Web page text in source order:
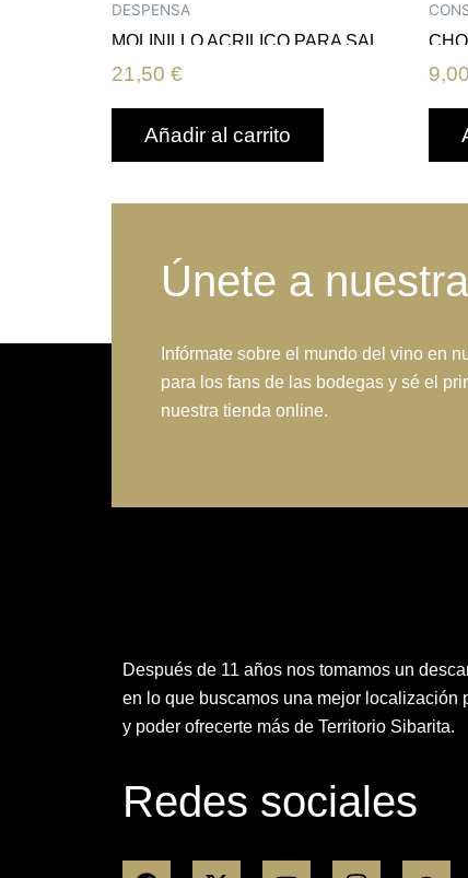
DESPENSA
MOLINILLO ACRILICO PARA SAL
21,50 €
Añadir al carrito
9,00
Únete a
Infórmate sobre el mundo del vino en
para los fans de las bodegas y sé el
nuestra tienda online.
Después de 11 años nos tomamos un
en lo que buscamos una mejor localización
y poder ofrecerte más de Territorio Sibarita.
Redes sociales
F X Y I T
R